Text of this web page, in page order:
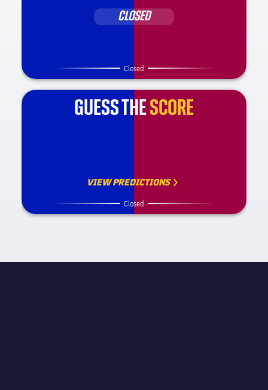
CLOSED
Closed
GUESS THESCORE
VIEW PREDICTIONS
Closed